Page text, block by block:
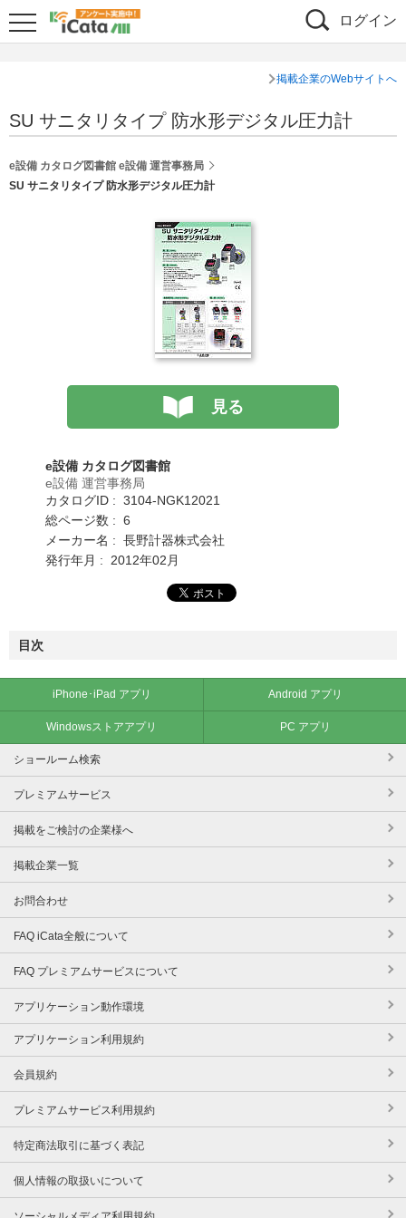
ログイン
掲載企業のWebサイトへ
SU サニタリタイプ 防水形デジタル圧力計
e設備 カタログ図書館 e設備 運営事務局
SU サニタリタイプ 防水形デジタル圧力計
見る
e設備 カタログ図書館
e設備 運営事務局
カタログID : 3104-NGK12021
総ページ数 : 6
メーカー名 : 長野計器株式会社
発行年月 : 2012年02月
目次
iPhone･iPad アプリ Android アプリ
Windowsストアアプリ PC アプリ
ショールーム検索
プレミアムサービス
掲載をご検討の企業様へ
掲載企業一覧
お問合わせ
FAQ iCata全般について
FAQ プレミアムサービスについて
アプリケーション動作環境
アプリケーション利用規約
会員規約
プレミアムサービス利用規約
特定商法取引に基づく表記
個人情報の取扱いについて